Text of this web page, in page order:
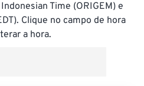
Time (ORIGEM) e
Clique no campo de hora
a hora.